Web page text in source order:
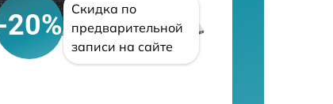
20%
Скидка по
предварительной
записи на сайте